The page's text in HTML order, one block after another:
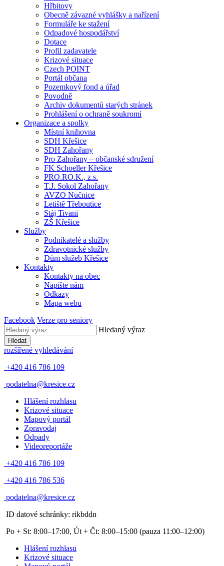
Hřbitovy
Obecně závazné vyhlášky a nařízení
Formuláře ke stažení
Odpadové hospodářství
Dotace
Profil zadavatele
Krizové situace
Czech POINT
Portál občana
Pozemkový fond a úřad
Povodně
Archiv dokumentů starých stránek
Prohlášení o ochraně soukromí
Organizace a spolky
Místní knihovna
SDH Křešice
SDH Zahořany
Pro Zahořany – občanské sdružení
FK Schoeller Křešice
PRO.RO.K., z.s.
T.J. Sokol Zahořany
AVZO Nučnice
Letiště Třeboutice
Stáj Tivani
ZŠ Křešice
Služby
Podnikatelé a služby
Zdravotnické služby
Dům služeb Křešice
Kontakty
Kontakty na obec
Napište nám
Odkazy
Mapa webu
Facebook Verze pro seniory
Hledaný výraz
Hledat
rozšířené vyhledávání
+420 416 786 109
podatelna@kresice.cz
Hlášení rozhlasu
Krizové situace
Mapový portál
Zpravodaj
Odpady
Videoreportáže
+420 416 786 109
+420 416 786 536
podatelna@kresice.cz
ID datové schránky: rikbddn
Po + St: 8:00–17:00, Út + Čt: 8:00–15:00 (pauza 11:00–12:00)
Hlášení rozhlasu
Krizové situace